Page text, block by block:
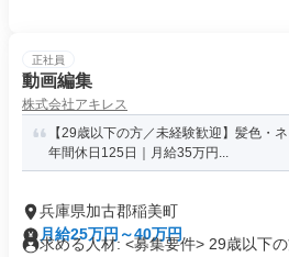
正社員
動画編集
株式会社アキレス
【29歳以下の方／未経験歓迎】髪色・
年間休日125日｜月給35万円...
兵庫県加古郡稲美町
月給25万円～40万円
求める人材: <募集要件> 29歳以下